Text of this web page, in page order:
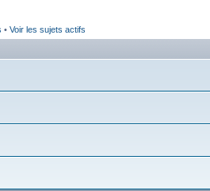
• Voir les sujets actifs